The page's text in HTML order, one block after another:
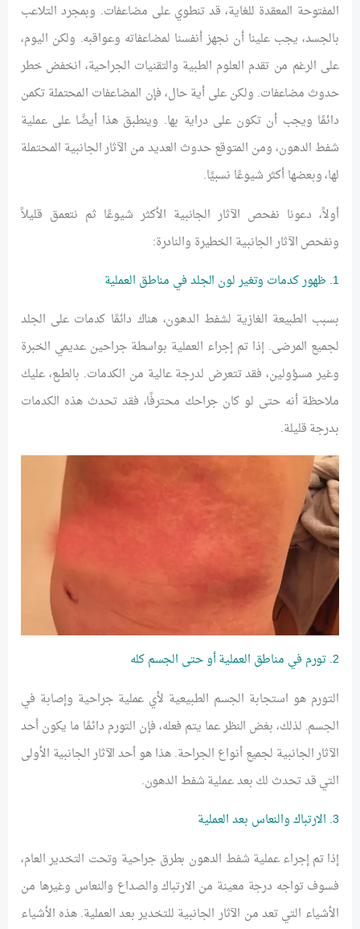
المفتوحة المعقدة للغاية، قد تنطوي على مضاعفات. وبمجرد التلاعب
بالجسد، يجب علينا أن نجهز أنفسنا لمضاعفاته وعواقبه. ولكن اليوم،
على الرغم من تقدم العلوم الطبية والتقنيات الجراحية، انخفض خطر
حدوث مضاعفات. ولكن على أية حال، فإن المضاعفات المحتملة تكمن
دائمًا ويجب أن تكون على دراية بها. وينطبق هذا أيضًا على عملية
شفط الدهون، ومن المتوقع حدوث العديد من الآثار الجانبية المحتملة
لها، وبعضها أكثر شيوعًا نسبيًا.
أولاً، دعونا نفحص الآثار الجانبية الأكثر شيوعًا ثم نتعمق قليلاً
ونفحص الآثار الجانبية الخطيرة والنادرة:
1. ظهور كدمات وتغير لون الجلد في مناطق العملية
بسبب الطبيعة الغازية لشفط الدهون، هناك دائمًا كدمات على الجلد
لجميع المرضى. إذا تم إجراء العملية بواسطة جراحين عديمي الخبرة
وغير مسؤولين، فقد تتعرض لدرجة عالية من الكدمات. بالطبع، عليك
ملاحظة أنه حتى لو كان جراحك محترفًا، فقد تحدث هذه الكدمات
بدرجة قليلة.
2. تورم في مناطق العملية أو حتى الجسم كله
التورم هو استجابة الجسم الطبيعية لأي عملية جراحية وإصابة في
الجسم. لذلك، بغض النظر عما يتم فعله، فإن التورم دائمًا ما يكون أحد
الآثار الجانبية لجميع أنواع الجراحة. هذا هو أحد الآثار الجانبية الأولى
التي قد تحدث لك بعد عملية شفط الدهون.
3. الارتباك والنعاس بعد العملية
إذا تم إجراء عملية شفط الدهون بطرق جراحية وتحت التخدير العام،
فسوف تواجه درجة معينة من الارتباك والصداع والنعاس وغيرها من
الأشياء التي تعد من الآثار الجانبية للتخدير بعد العملية. هذه الأشياء